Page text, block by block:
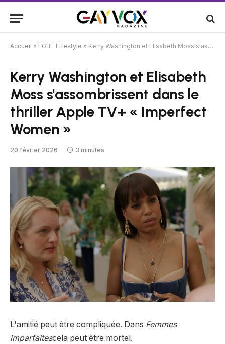
Accueil » LGBT Lifestyle » Kerry Washington et Elisabeth Moss s'assombrissent dans le thriller Apple TV+ « Imperfect Women »
Kerry Washington et Elisabeth
Moss s'assombrissent dans le
thriller Apple TV+ « Imperfect
Women »
20 février 2026 3 minutes
L'amitié peut être compliquée. Dans Femmes
imparfaitescela peut être mortel.